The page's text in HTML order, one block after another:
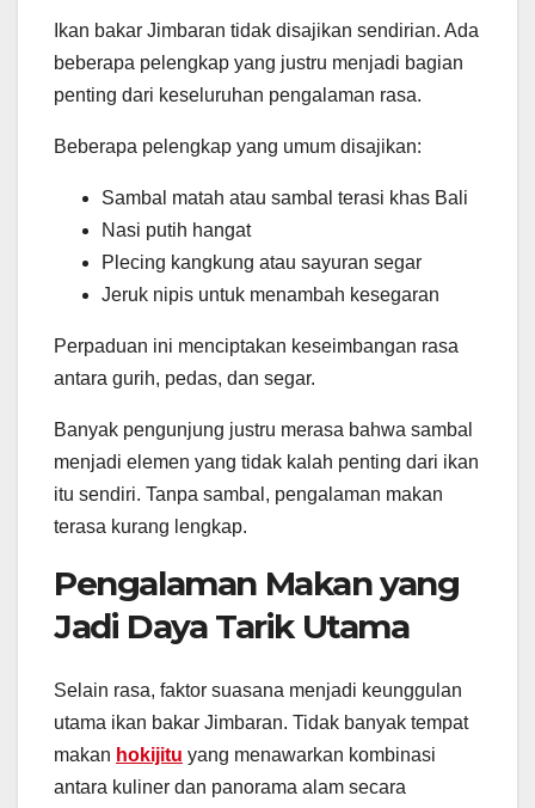
Ikan bakar Jimbaran tidak disajikan sendirian. Ada
beberapa pelengkap yang justru menjadi bagian
penting dari keseluruhan pengalaman rasa.
Beberapa pelengkap yang umum disajikan:
Sambal matah atau sambal terasi khas Bali
Nasi putih hangat
Plecing kangkung atau sayuran segar
Jeruk nipis untuk menambah kesegaran
Perpaduan ini menciptakan keseimbangan rasa
antara gurih, pedas, dan segar.
Banyak pengunjung justru merasa bahwa sambal
menjadi elemen yang tidak kalah penting dari ikan
itu sendiri. Tanpa sambal, pengalaman makan
terasa kurang lengkap.
Pengalaman Makan yang
Jadi Daya Tarik Utama
Selain rasa, faktor suasana menjadi keunggulan
utama ikan bakar Jimbaran. Tidak banyak tempat
makan hokijitu yang menawarkan kombinasi
antara kuliner dan panorama alam secara